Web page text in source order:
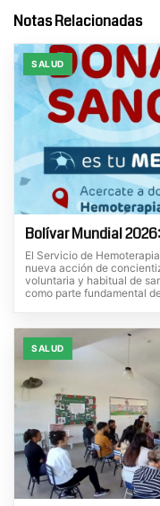
Notas Relacionadas
SALUD
Bolívar Mundial
El Servicio de
nueva acción de
voluntaria y habitual de
como parte fundamental
SALUD